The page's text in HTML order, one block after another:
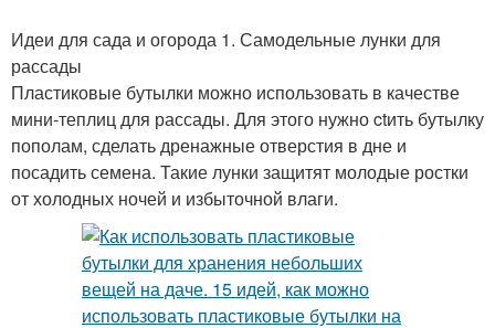
Идеи для сада и огорода 1. Самодельные лунки для
рассады
Пластиковые бутылки можно использовать в качестве
мини-теплиц для рассады. Для этого нужно ctить бутылку
пополам, сделать дренажные отверстия в дне и
посадить семена. Такие лунки защитят молодые ростки
от холодных ночей и избыточной влаги.